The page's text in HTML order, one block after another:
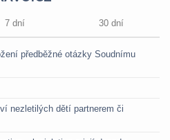
7 dní 30 dní
předběžné otázky Soudnímu
nezletilých dětí partnerem či